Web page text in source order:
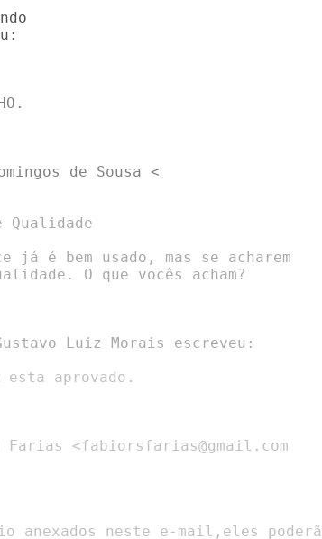
de Sousa <
Qualidade
já é bem usado, mas se acharem
O que vocês acham?
Luiz Morais escreveu:
aprovado.
Farias <fabiorsfarias@gmail.com